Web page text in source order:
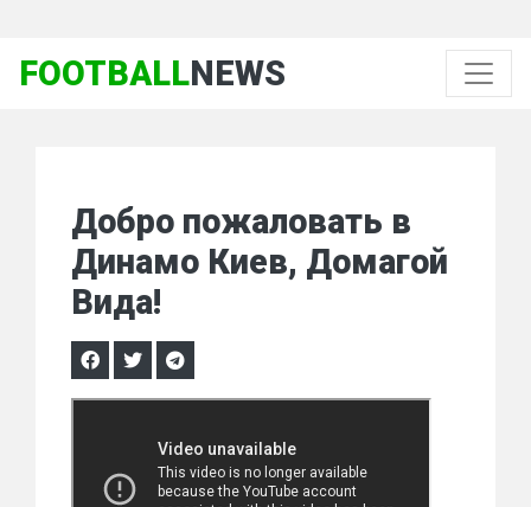
FOOTBALLNEWS
Добро пожаловать в
Динамо Киев, Домагой
Вида!